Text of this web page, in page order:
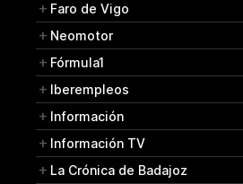
Faro de Vigo
Neomotor
Fórmula1
Iberempleos
Información
Información TV
La Crónica de Badajoz